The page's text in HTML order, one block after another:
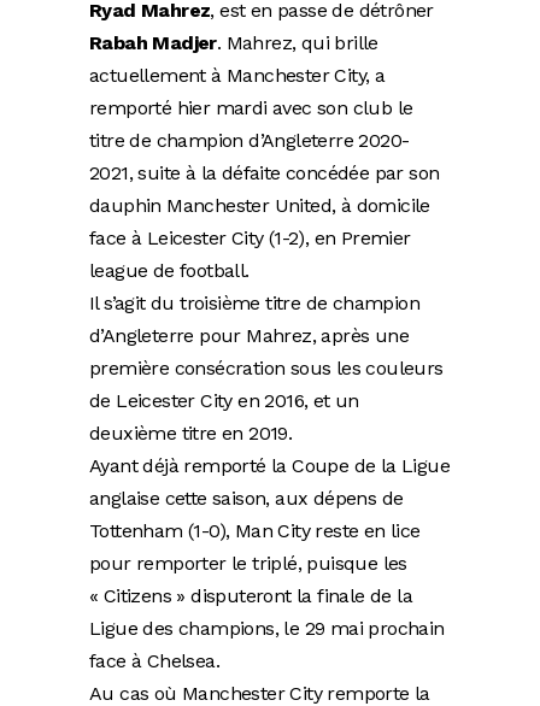
Ryad Mahrez, est en passe de détrôner
Rabah Madjer. Mahrez, qui brille
actuellement à Manchester City, a
remporté hier mardi avec son club le
titre de champion d’Angleterre 2020-
2021, suite à la défaite concédée par son
dauphin Manchester United, à domicile
face à Leicester City (1-2), en Premier
league de football.
Il s’agit du troisième titre de champion
d’Angleterre pour Mahrez, après une
première consécration sous les couleurs
de Leicester City en 2016, et un
deuxième titre en 2019.
Ayant déjà remporté la Coupe de la Ligue
anglaise cette saison, aux dépens de
Tottenham (1-0), Man City reste en lice
pour remporter le triplé, puisque les
« Citizens » disputeront la finale de la
Ligue des champions, le 29 mai prochain
face à Chelsea.
Au cas où Manchester City remporte la